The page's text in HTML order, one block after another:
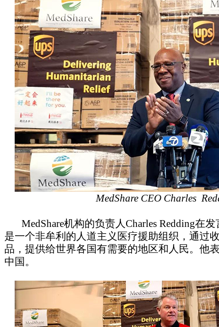
MedShare CEO Charles
MedShare机构的负责人Charles Redding在
是一个非牟利的人道主义医疗援助组织，通过
品，提供给世界各国有需要的地区和人民。他
中国。